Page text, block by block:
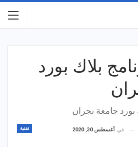
بلاك بورد
بورد جامعة نجران
تقنية في أغسطس 30, 2020